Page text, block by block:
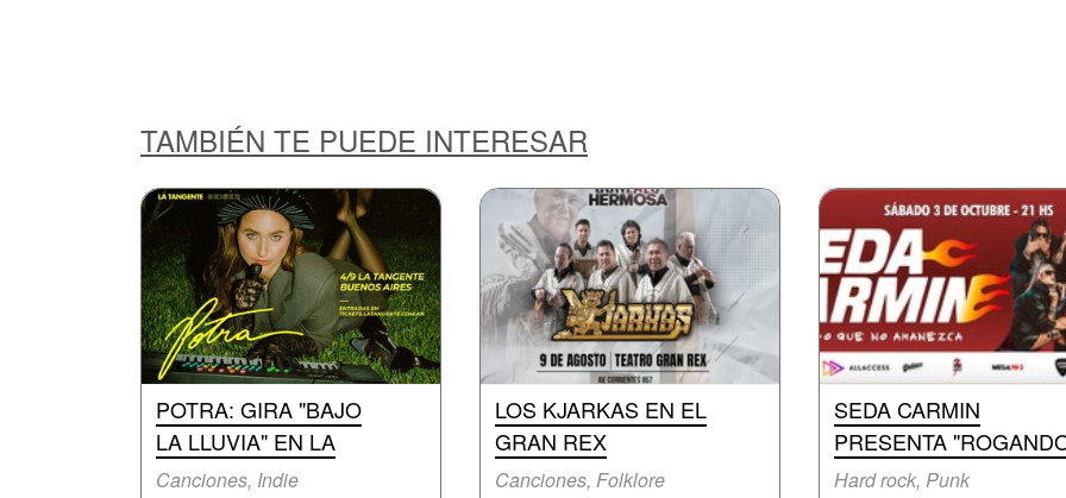
TAMBIÉN TE PUEDE INTERESAR
POTRA: GIRA "BAJO
LA LLUVIA" EN LA
Canciones, Indie
LOS KJARKAS EN EL
GRAN REX
Canciones, Folklore
SEDA CARMIN
PRESENTA
Hard rock, Punk